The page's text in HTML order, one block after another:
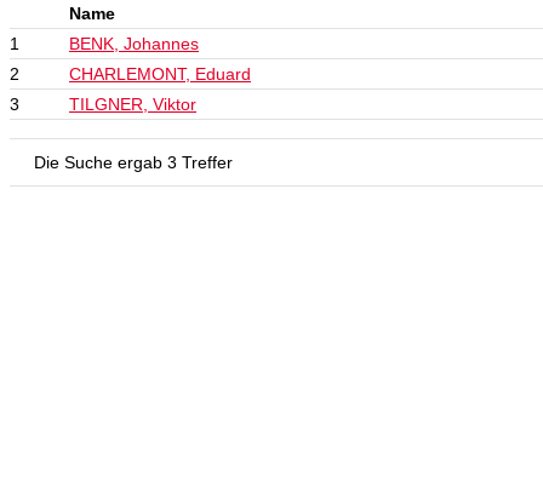
Name
1
BENK, Johannes
2
CHARLEMONT, Eduard
3
TILGNER, Viktor
Die Suche ergab 3 Treffer